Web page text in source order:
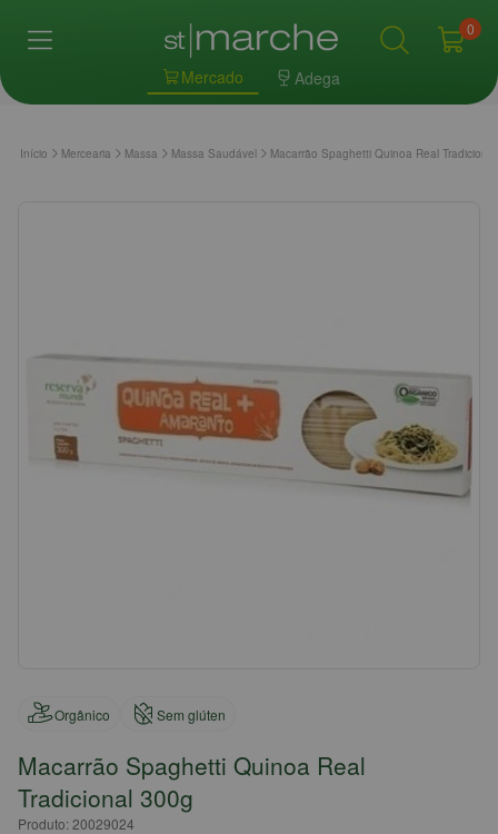
Mercado Adega
0
Início Mercearia Massa Massa Saudável Macarrão Spaghetti Quinoa Real
Orgânico Sem glúten
Macarrão Spaghetti Quinoa Real
Tradicional 300g
Produto: 20029024